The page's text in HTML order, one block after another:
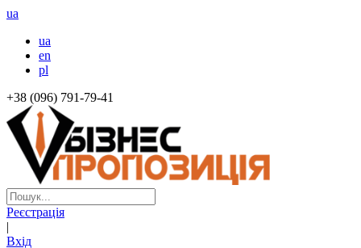
ua
ua
en
pl
+38 (096) 791-79-41
Реєстрація
|
Вхід